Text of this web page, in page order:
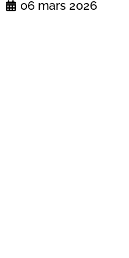
06 mars 2026